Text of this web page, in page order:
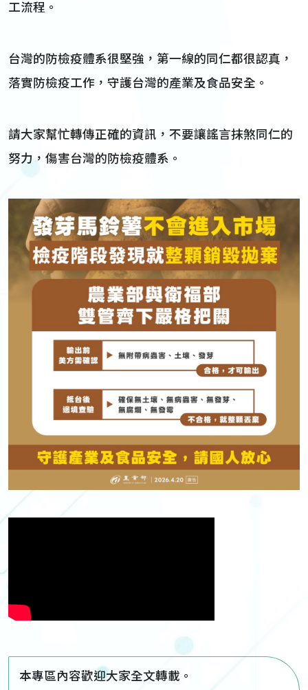
工流程。
台灣的防檢疫體系很堅強，第一線的同仁都很認真，
落實防檢疫工作，守護台灣的產業及食品安全。
請大家幫忙轉傳正確的資訊，不要讓謠言抹煞同仁的
努力，傷害台灣的防檢疫體系。
本專區內容歡迎大家全文轉載。